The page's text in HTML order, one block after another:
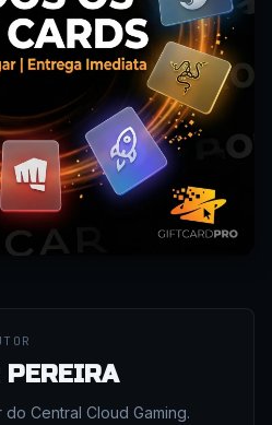
PEREIRA
Central Cloud Gaming.